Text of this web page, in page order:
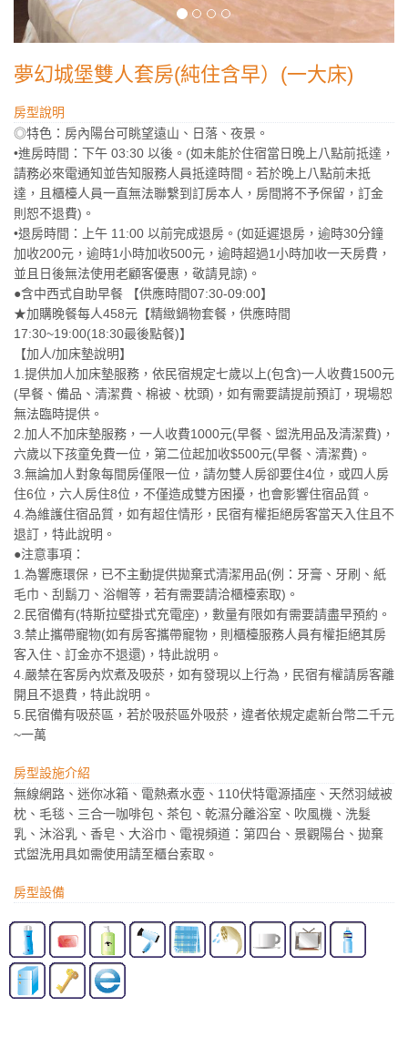
夢幻城堡雙人套房(純住含早）(一大床)
房型說明
◎特色：房內陽台可眺望遠山、日落、夜景。
•進房時間：下午 03:30 以後。(如未能於住宿當日晚上八點前抵達，
請務必來電通知並告知服務人員抵達時間。若於晚上八點前未抵
達，且櫃檯人員一直無法聯繫到訂房本人，房間將不予保留，訂金
則恕不退費)。
•退房時間：上午 11:00 以前完成退房。(如延遲退房，逾時30分鐘
加收200元，逾時1小時加收500元，逾時超過1小時加收一天房費，
並且日後無法使用老顧客優惠，敬請見諒)。
●含中西式自助早餐 【供應時間07:30-09:00】
★加購晚餐每人458元【精緻鍋物套餐，供應時間
17:30~19:00(18:30最後點餐)】
【加人/加床墊說明】
1.提供加人加床墊服務，依民宿規定七歲以上(包含)一人收費1500元
(早餐、備品、清潔費、棉被、枕頭)，如有需要請提前預訂，現場恕
無法臨時提供。
2.加人不加床墊服務，一人收費1000元(早餐、盥洗用品及清潔費)，
六歲以下孩童免費一位，第二位起加收$500元(早餐、清潔費)。
3.無論加人對象每間房僅限一位，請勿雙人房卻要住4位，或四人房
住6位，六人房住8位，不僅造成雙方困擾，也會影響住宿品質。
4.為維護住宿品質，如有超住情形，民宿有權拒絕房客當天入住且不
退訂，特此說明。
●注意事項：
1.為響應環保，已不主動提供拋棄式清潔用品(例：牙膏、牙刷、紙
毛巾、刮鬍刀、浴帽等，若有需要請洽櫃檯索取)。
2.民宿備有(特斯拉壁掛式充電座)，數量有限如有需要請盡早預約。
3.禁止攜帶寵物(如有房客攜帶寵物，則櫃檯服務人員有權拒絕其房
客入住、訂金亦不退還)，特此說明。
4.嚴禁在客房內炊煮及吸菸，如有發現以上行為，民宿有權請房客離
開且不退費，特此說明。
5.民宿備有吸菸區，若於吸菸區外吸菸，違者依規定處新台幣二千元
~一萬
房型設施介紹
無線網路、迷你冰箱、電熱煮水壺、110伏特電源插座、天然羽絨被
枕、毛毯、三合一咖啡包、茶包、乾濕分離浴室、吹風機、洗髮
乳、沐浴乳、香皂、大浴巾、電視頻道：第四台、景觀陽台、拋棄
式盥洗用具如需使用請至櫃台索取。
房型設備